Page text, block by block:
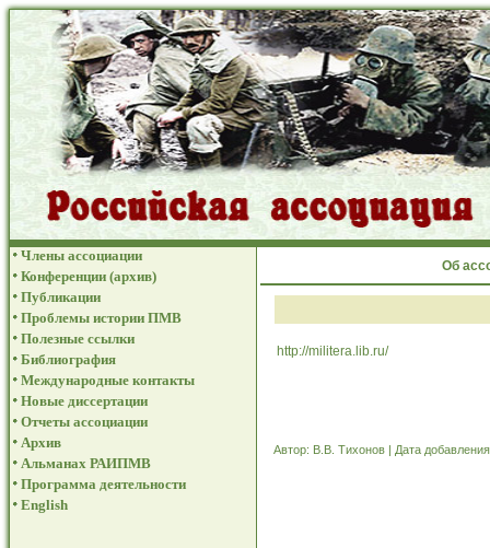
Члены ассоциации
Конференции (архив)
Публикации
Проблемы истории ПМВ
Полезные ссылки
Библиография
Международные контакты
Новые диссертации
Отчеты ассоциации
Архив
Альманах РАИПМВ
Программа деятельности
English
Об
http://militera.lib.ru/
Автор: В.В. Тихонов | Дата